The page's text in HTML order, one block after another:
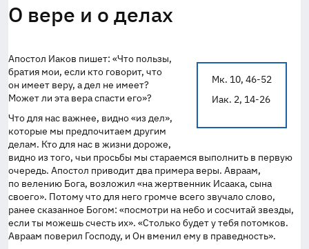
О вере и о делах
Мк. 10, 46-52
Иак. 2, 14-26
Апостол Иаков пишет: «Что пользы,
братия мои, если кто говорит, что
он имеет веру, а дел не имеет?
Может ли эта вера спасти его»?
Что для нас важнее, видно «из дел»,
которые мы предпочитаем другим
делам. Кто для нас в жизни дороже,
видно из того, чьи просьбы мы стараемся выполнить в первую
очередь. Апостол приводит два примера веры. Авраам,
по велению Бога, возложил «на жертвенник Исаака, сына
своего». Потому что для него громче всего звучало слово,
ранее сказанное Богом: «посмотри на небо и сосчитай звезды,
если ты можешь счесть их». «Столько будет у тебя потомков.
Авраам поверил Господу, и Он вменил ему в праведность».